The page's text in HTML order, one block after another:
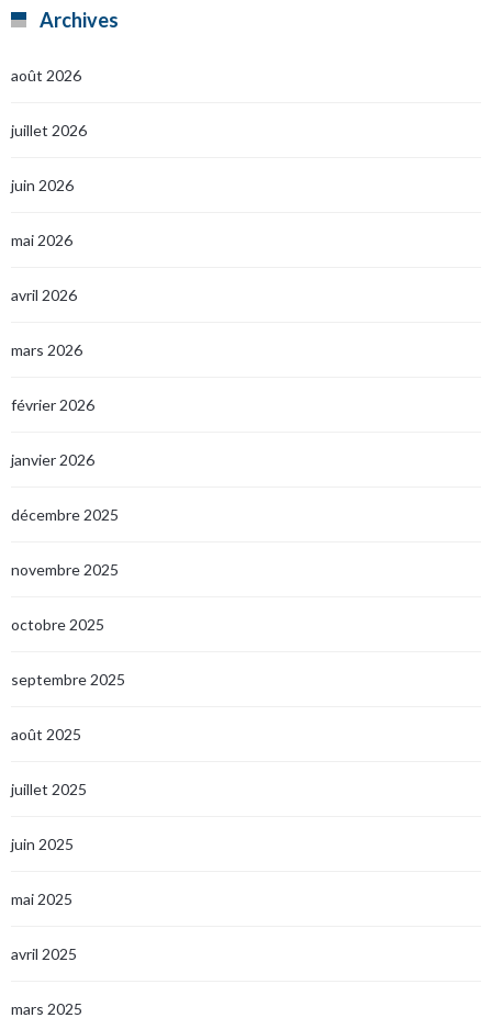
Archives
août 2026
juillet 2026
juin 2026
mai 2026
avril 2026
mars 2026
février 2026
janvier 2026
décembre 2025
novembre 2025
octobre 2025
septembre 2025
août 2025
juillet 2025
juin 2025
mai 2025
avril 2025
mars 2025